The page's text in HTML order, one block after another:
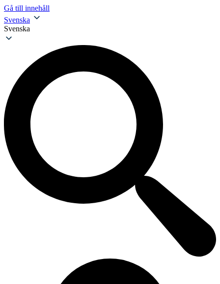
Gå till innehåll
Svenska
Svenska